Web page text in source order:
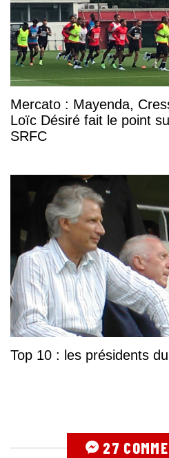
Mercato : Mayenda,
Loïc Désiré fait le point
SRFC
Top 10 : les présidents
27